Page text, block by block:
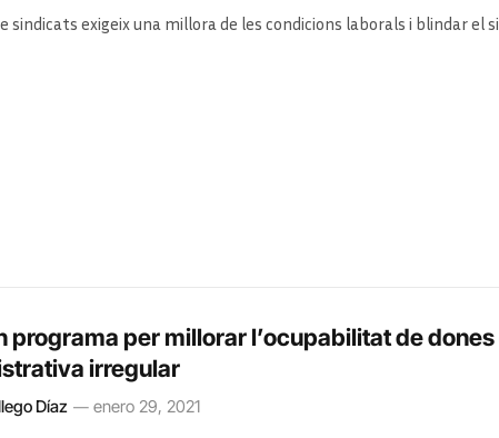
sindicats exigeix una millora de les condicions laborals i blindar el
programa per millorar l’ocupabilitat de
irregular
Díaz enero 29, 2021